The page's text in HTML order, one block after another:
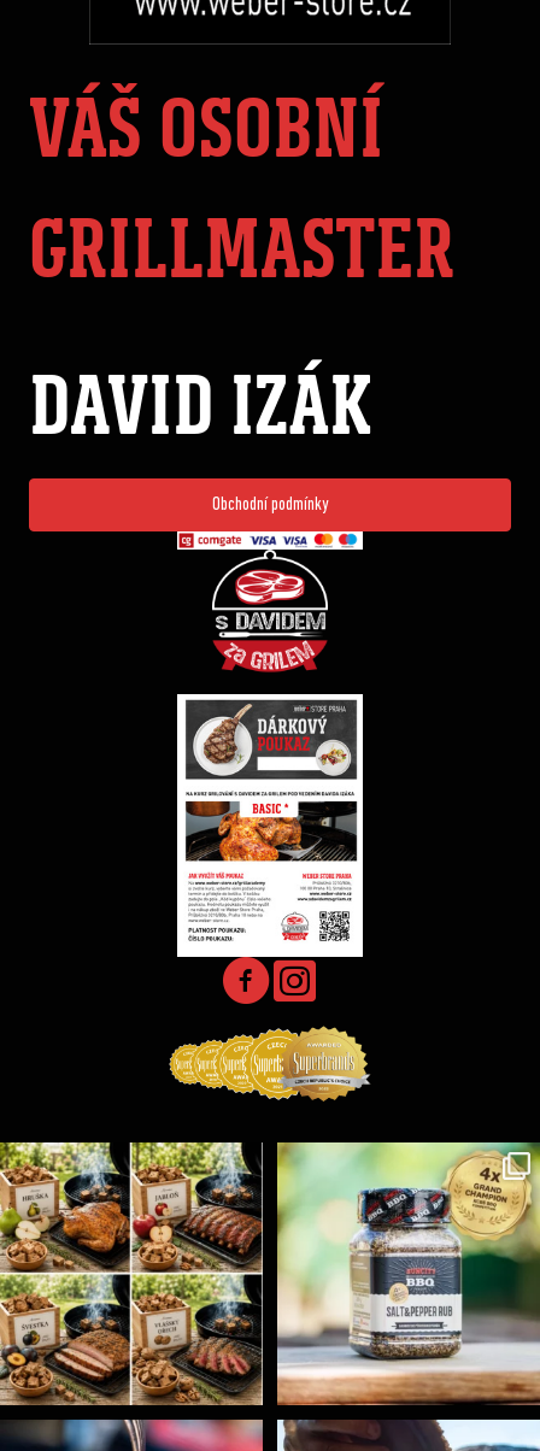
VÁŠ OSOBNÍ
GRILLMASTER
DAVID IZÁK
Obchodní podmínky
Udící špalíky - BORN TO SMOKE - různé druhy k...
5 0
Koření Suncity – autentická BBQ chuť u vás doma!...
1 0
Spoustu podobných triků, které vám usnadní nejenom ... Ryba na grilu je opravdu rychlá, a stejně tak